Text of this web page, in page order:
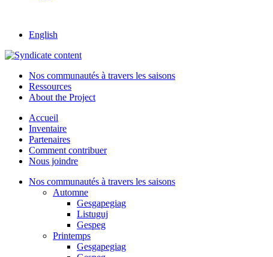
English
Nos communautés à travers les saisons
Ressources
About the Project
Accueil
Inventaire
Partenaires
Comment contribuer
Nous joindre
Nos communautés à travers les saisons
Automne
Gesgapegiag
Listuguj
Gespeg
Printemps
Gesgapegiag